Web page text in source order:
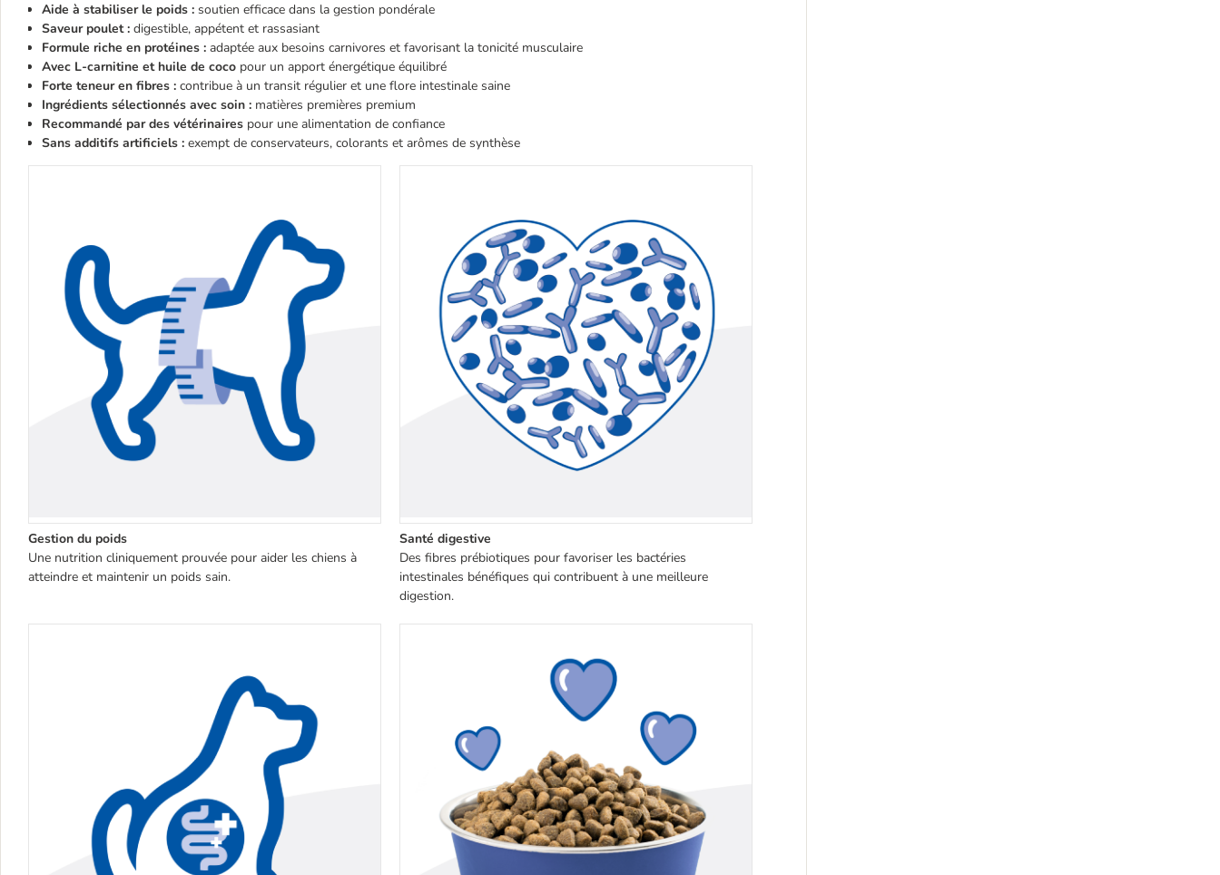
Aide à stabiliser le poids : soutien efficace dans la gestion pondérale
Saveur poulet : digestible, appétent et rassasiant
Formule riche en protéines : adaptée aux besoins carnivores et favorisant la tonicité musculaire
Avec L-carnitine et huile de coco pour un apport énergétique équilibré
Forte teneur en fibres : contribue à un transit régulier et une flore intestinale saine
Ingrédients sélectionnés avec soin : matières premières premium
Recommandé par des vétérinaires pour une alimentation de confiance
Sans additifs artificiels : exempt de conservateurs, colorants et arômes de synthèse
Gestion du poids
Une nutrition cliniquement prouvée pour aider les chiens à
atteindre et maintenir un poids sain.
Santé digestive
Des fibres prébiotiques pour favoriser les bactéries
intestinales bénéfiques qui contribuent à une meilleure
digestion.